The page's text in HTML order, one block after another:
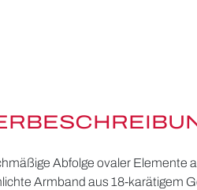
Abfolge ovaler Elemente
Armband aus 18-karätigem